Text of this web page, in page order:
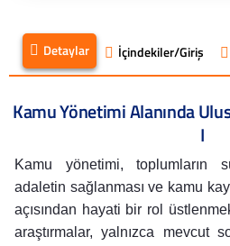
Detaylar İçindekiler/Giriş
Kamu Yönetimi Alanında
I
Kamu yönetimi, toplumların
adaletin sağlanması ve kamu
açısından hayati bir rol
araştırmalar, yalnızca mevcut